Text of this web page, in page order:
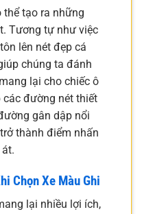
thể tạo ra những
Tương tự như việc
lên nét đẹp cá
chúng ta đánh
lại cho chiếc ô
các đường nét thiết
gân dập nổi
thành điểm nhấn
Chọn Xe Màu Ghi
lại nhiều lợi ích,